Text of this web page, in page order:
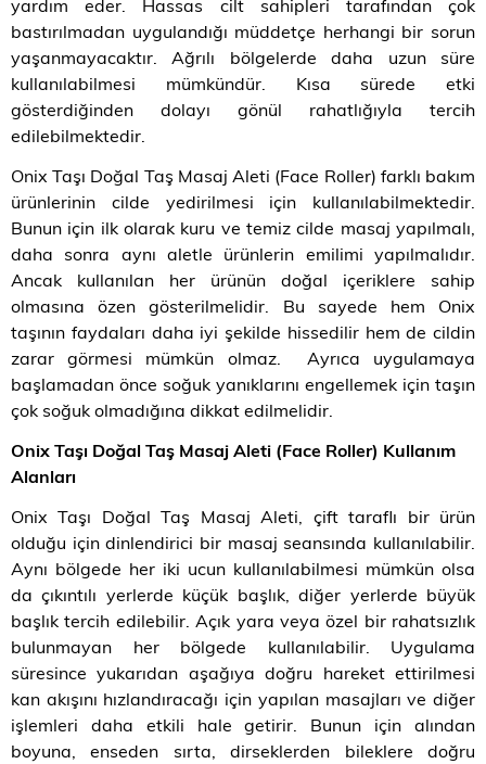
yardım eder. Hassas cilt sahipleri tarafından çok
bastırılmadan uygulandığı müddetçe herhangi bir sorun
yaşanmayacaktır. Ağrılı bölgelerde daha uzun süre
kullanılabilmesi mümkündür. Kısa sürede etki
gösterdiğinden dolayı gönül rahatlığıyla tercih
edilebilmektedir.
Onix Taşı Doğal Taş Masaj Aleti (Face Roller) farklı bakım
ürünlerinin cilde yedirilmesi için kullanılabilmektedir.
Bunun için ilk olarak kuru ve temiz cilde masaj yapılmalı,
daha sonra aynı aletle ürünlerin emilimi yapılmalıdır.
Ancak kullanılan her ürünün doğal içeriklere sahip
olmasına özen gösterilmelidir. Bu sayede hem Onix
taşının faydaları daha iyi şekilde hissedilir hem de cildin
zarar görmesi mümkün olmaz. Ayrıca uygulamaya
başlamadan önce soğuk yanıklarını engellemek için taşın
çok soğuk olmadığına dikkat edilmelidir.
Onix Taşı Doğal Taş Masaj Aleti (Face Roller) Kullanım
Alanları
Onix Taşı Doğal Taş Masaj Aleti, çift taraflı bir ürün
olduğu için dinlendirici bir masaj seansında kullanılabilir.
Aynı bölgede her iki ucun kullanılabilmesi mümkün olsa
da çıkıntılı yerlerde küçük başlık, diğer yerlerde büyük
başlık tercih edilebilir. Açık yara veya özel bir rahatsızlık
bulunmayan her bölgede kullanılabilir. Uygulama
süresince yukarıdan aşağıya doğru hareket ettirilmesi
kan akışını hızlandıracağı için yapılan masajları ve diğer
işlemleri daha etkili hale getirir. Bunun için alından
boyuna, enseden sırta, dirseklerden bileklere doğru